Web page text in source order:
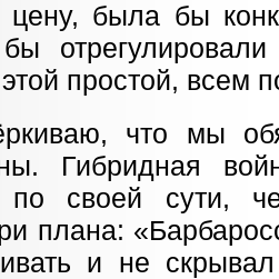
была бы
простой, всем
что мы
Гибридная
по своей сути,
плана:
и не скрывал